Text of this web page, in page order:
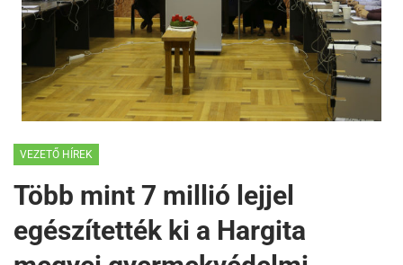
VEZETŐ HÍREK
Több mint 7 millió lejjel
egészítették ki a Hargita